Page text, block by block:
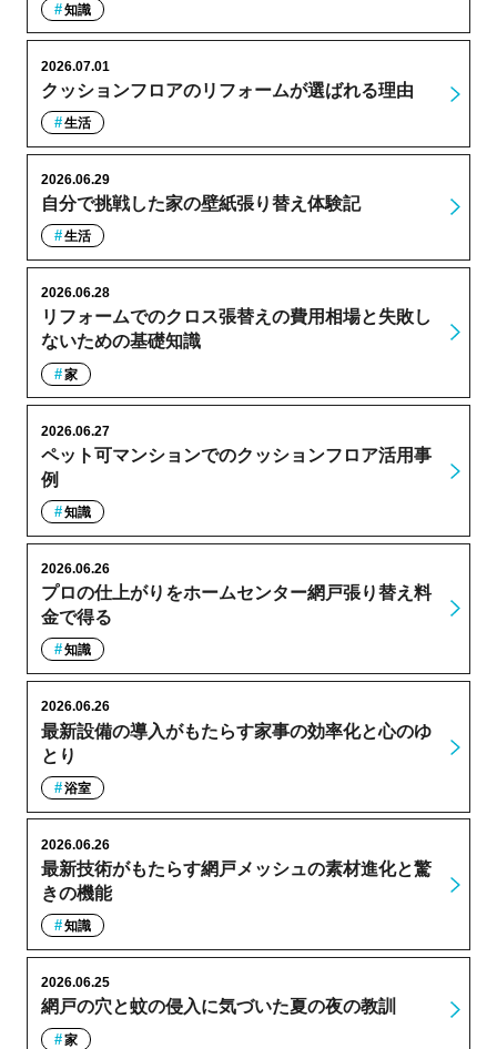
知識
クッションフロアのリフォームが選ばれる理由
2026.07.01
生活
自分で挑戦した家の壁紙張り替え体験記
2026.06.29
生活
リフォームでのクロス張替えの費用相場と失敗し
ないための基礎知識
2026.06.28
家
ペット可マンションでのクッションフロア活用事
例
2026.06.27
知識
プロの仕上がりをホームセンター網戸張り替え料
金で得る
2026.06.26
知識
最新設備の導入がもたらす家事の効率化と心のゆ
とり
2026.06.26
浴室
最新技術がもたらす網戸メッシュの素材進化と驚
きの機能
2026.06.26
知識
網戸の穴と蚊の侵入に気づいた夏の夜の教訓
2026.06.25
家